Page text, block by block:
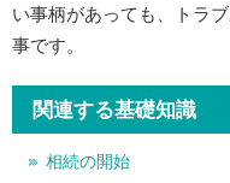
い事柄があっても、トラ
事です。
関連する基礎知識
相続の開始